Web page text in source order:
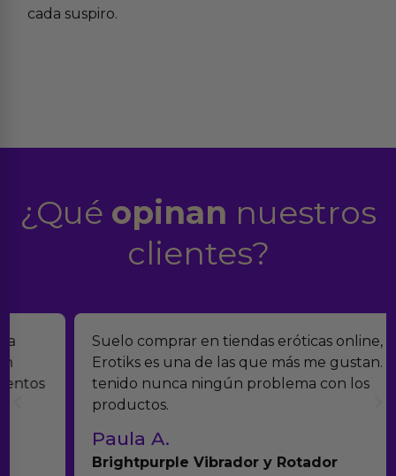
cada suspiro.
¿Qué opinan nuestros
clientes?
Suelo comprar en tiendas eróticas online, y
Erotiks es una de las que más me gustan. No he
tenido nunca ningún problema con los
productos.
Paula A.
Brightpurple Vibrador y Rotador